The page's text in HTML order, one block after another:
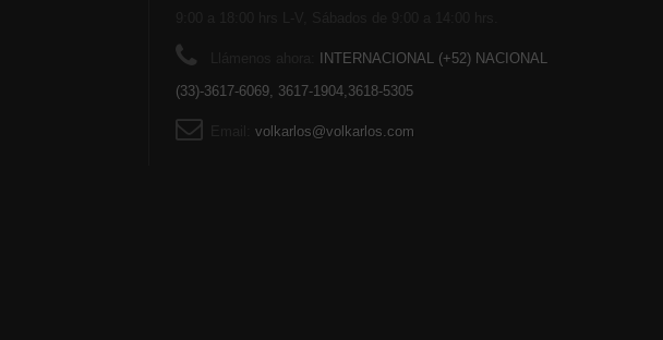
INTERNACIONAL (+52) NACIONAL
(33)-3617-6069, 3617-1904,3618-5305
volkarlos@volkarlos.com